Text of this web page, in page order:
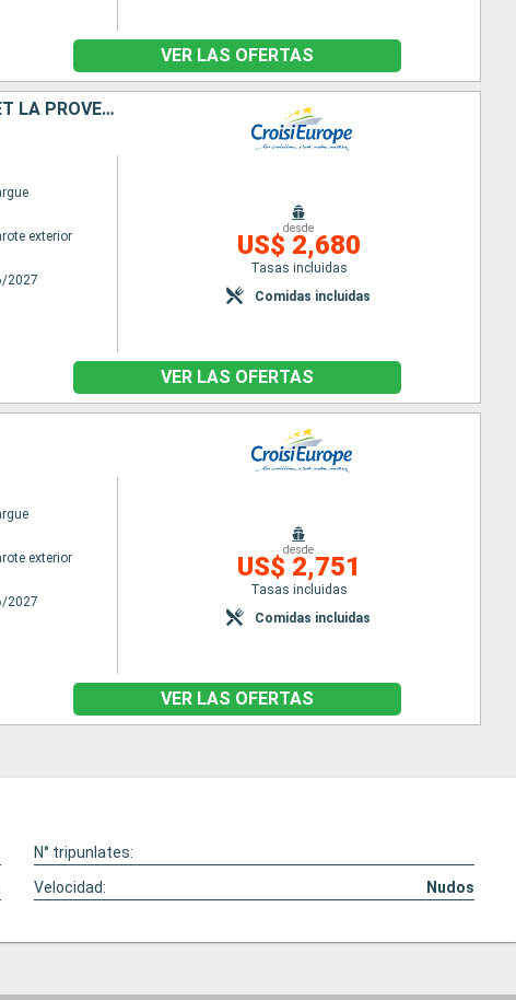
VER LAS OFERTAS
ESCALES INCONTOURNABLES DU RHÔNE ENTRE LYON, LA CAMARGUE ET LA PROVENCE AVEC UN DÎNER OFFERT À L'ABBAYE DE COLLONGES - PAUL BOCUSE
exterior
2027
desde
US$ 2,680
Tasas incluidas
Comidas incluidas
VER LAS OFERTAS
exterior
2027
desde
US$ 2,751
Tasas incluidas
Comidas incluidas
VER LAS OFERTAS
N° tripunlates:
Velocidad: Nudos